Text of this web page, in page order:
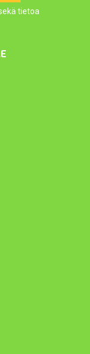
tietoa